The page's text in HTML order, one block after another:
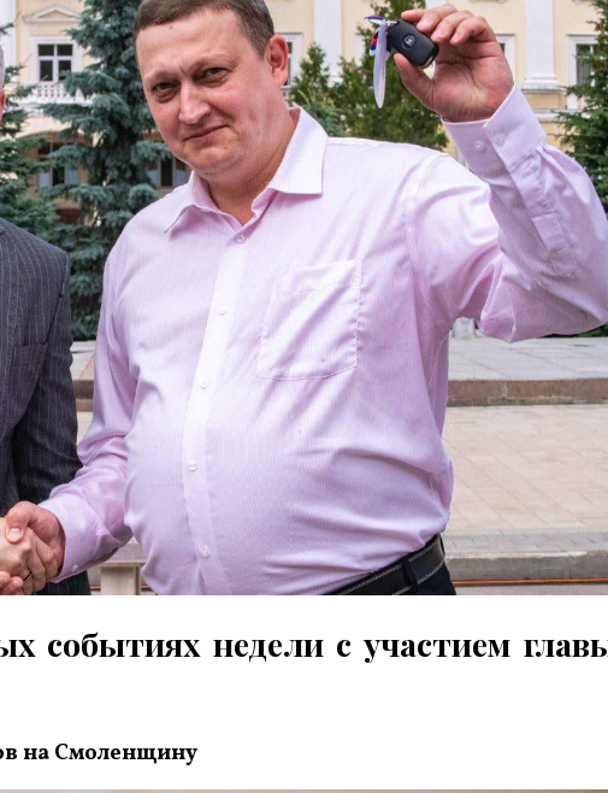
событиях недели с участием
на Смоленщину